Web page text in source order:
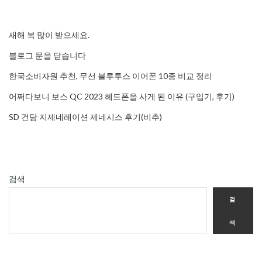
새해 복 많이 받으세요.
블로그 문을 닫습니다
한국소비자원 추천, 무선 블루투스 이어폰 10종 비교 정리
어쩌다보니 보스 QC 2023 헤드폰을 사게 된 이유 (구입기, 후기)
SD 건담 지제네레이션 제네시스 후기(비추)
검색
검
색